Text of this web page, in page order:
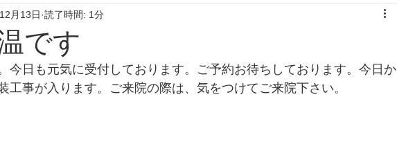
です
月13日 読了時間: 1分
今日も元気に受付しております。ご予約お待ちしております。今日か
工事が入ります。ご来院の際は、気をつけてご来院下さい。